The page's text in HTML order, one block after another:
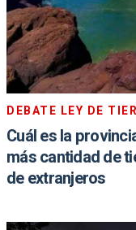
DEBATE LEY DE
Cuál es la
más cantidad de
de extranjeros